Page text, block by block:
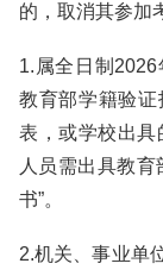
的，取消其参加
1.属全日制
教育部学籍验
表，或学校出具
人员需出具教
书”。
2.机关、事业单